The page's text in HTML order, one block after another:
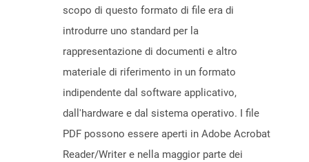
scopo di questo formato di file era di
introdurre uno standard per la
rappresentazione di documenti e altro
materiale di riferimento in un formato
indipendente dal software applicativo,
dall'hardware e dal sistema operativo. I file
PDF possono essere aperti in Adobe Acrobat
Reader/Writer e nella maggior parte dei